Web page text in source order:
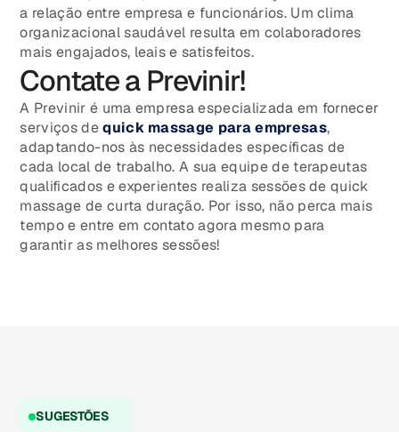
a relação entre empresa e funcionários. Um clima
organizacional saudável resulta em colaboradores
mais engajados, leais e satisfeitos.
Contate a Previnir!
A Previnir é uma empresa especializada em fornecer
serviços dequick massage para empresas,
adaptando-nos às necessidades específicas de
cada local de trabalho. A sua equipe de terapeutas
qualificados e experientes realiza sessões de quick
massage de curta duração. Por isso, não perca mais
tempo e entre em contato agora mesmo para
garantir as melhores sessões!
SUGESTÕES